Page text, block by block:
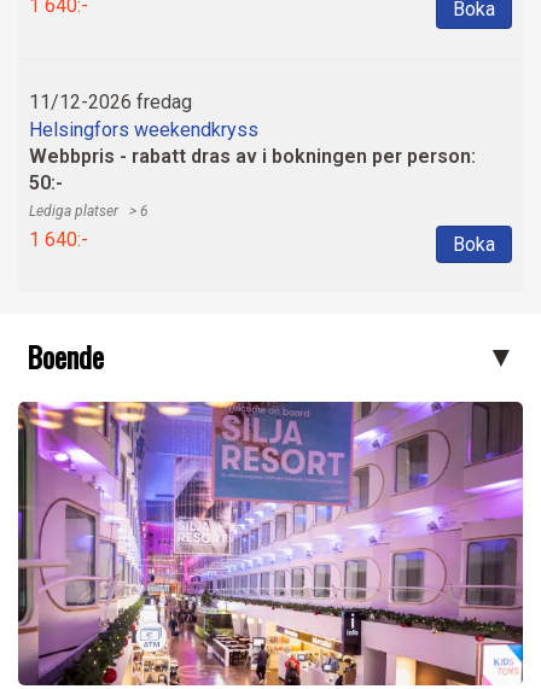
1 640:- Boka
11/12-2026 fredag
Helsingfors weekendkryss
Webbpris - rabatt dras av i bokningen per person:
50:-
> 6
1 640:- Boka
Boende